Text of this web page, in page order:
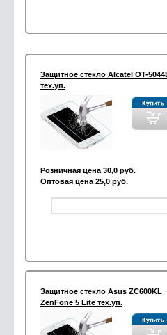
Защитное стекло Alcatel OT-
тех.уп.
Розничная цена 30,0 руб.
Оптовая цена 25,0 руб.
Защитное стекло Asus ZC600KL
ZenFone 5 Lite тех.уп.